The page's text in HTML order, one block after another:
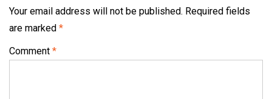
Your email address will not be published. Required fields
are marked *
Comment *